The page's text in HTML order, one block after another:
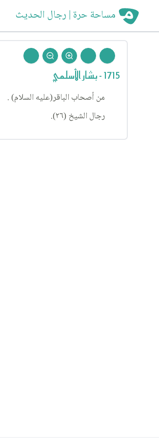
مساحة حرة | رجال الحديث
1715 - بشار الأسلمي
من أصحاب الباقر(عليه السلام) .
رجال الشيخ (٢٦).